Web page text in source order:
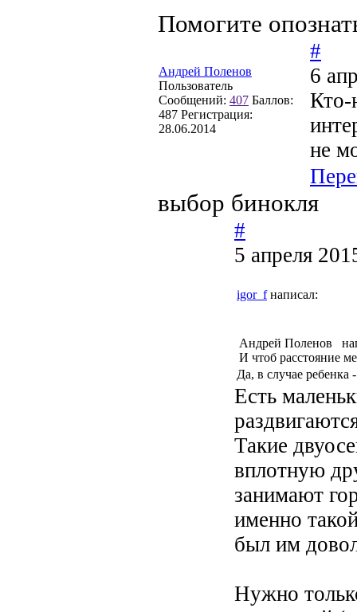
Помогите
Андрей Поленов
Пользователь
Сообщений: 407 Баллов:
487 Регистрация:
28.06.2014
#
6
Кто-
не
выбор бинокля
#
5 апреля
igor_fнаписал:
Андрей Поленов
И чтоб расстояние
Да, в случае ребенка
Есть
Такие
вплотную
занимают
именно
был им
Нужно